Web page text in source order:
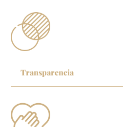
Transparencia